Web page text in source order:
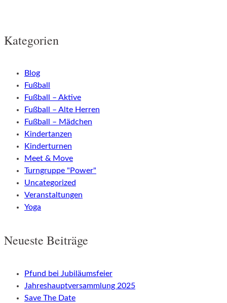
Kategorien
Blog
Fußball
Fußball – Aktive
Fußball – Alte Herren
Fußball – Mädchen
Kindertanzen
Kinderturnen
Meet & Move
Turngruppe "Power"
Uncategorized
Veranstaltungen
Yoga
Neueste Beiträge
Pfund bei Jubiläumsfeier
Jahreshauptversammlung 2025
Save The Date